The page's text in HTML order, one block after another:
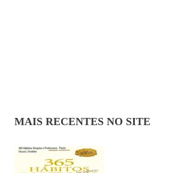
MAIS RECENTES NO SITE